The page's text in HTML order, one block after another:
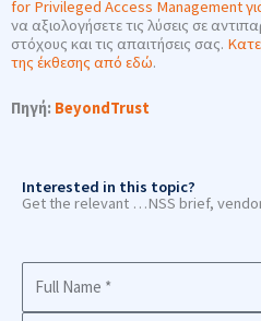
for Privileged Access Management
να αξιολογήσετε τις λύσεις σε
στόχους και τις απαιτήσεις σας.
της έκθεσης από εδώ.
Πηγή: BeyondTrust
Interested in this topic?
Get the relevant …NSS brief,
Full
Name